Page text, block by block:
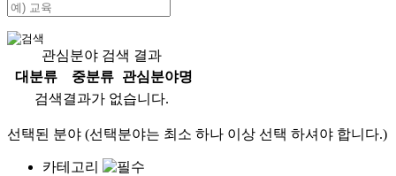
관심분야 검색 결과
대분류
중분류
관심분야명
검색결과가 없습니다.
선택된 분야 (선택분야는 최소 하나 이상 선택 하셔야 합니다.)
카테고리